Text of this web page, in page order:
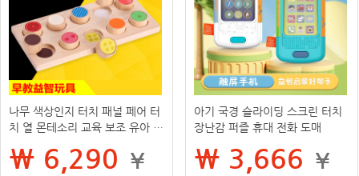
나무 색상인지 터치 패널 페어 터
치 열 몬테소리 교육 보조 유아 장
₩ 6,290 ¥
아기 국경 슬라이딩 스크린 터치
장난감 퍼즐 휴대 전화 도매
₩ 3,666 ¥